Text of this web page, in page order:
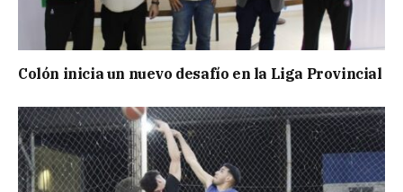
Colón inicia un nuevo desafío en la Liga Provincial